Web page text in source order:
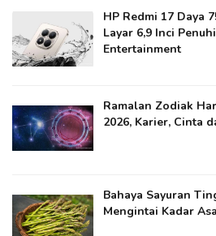
HP Redmi 17 Daya
Layar 6,9 Inci
Entertainment
Ramalan Zodiak
2026, Karier, Cinta
Bahaya Sayuran
Mengintai Kadar